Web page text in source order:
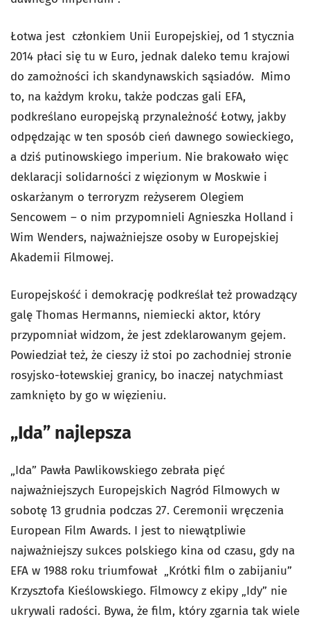
Łotwa jest członkiem Unii Europejskiej, od 1 stycznia
2014 płaci się tu w Euro, jednak daleko temu krajowi
do zamożności ich skandynawskich sąsiadów. Mimo
to, na każdym kroku, także podczas gali EFA,
podkreślano europejską przynależność Łotwy, jakby
odpędzając w ten sposób cień dawnego sowieckiego,
a dziś putinowskiego imperium. Nie brakowało więc
deklaracji solidarności z więzionym w Moskwie i
oskarżanym o terroryzm reżyserem Olegiem
Sencowem – o nim przypomnieli Agnieszka Holland i
Wim Wenders, najważniejsze osoby w Europejskiej
Akademii Filmowej.
Europejskość i demokrację podkreślał też prowadzący
galę Thomas Hermanns, niemiecki aktor, który
przypomniał widzom, że jest zdeklarowanym gejem.
Powiedział też, że cieszy iż stoi po zachodniej stronie
rosyjsko-łotewskiej granicy, bo inaczej natychmiast
zamknięto by go w więzieniu.
„Ida” najlepsza
„Ida” Pawła Pawlikowskiego zebrała pięć
najważniejszych Europejskich Nagród Filmowych w
sobotę 13 grudnia podczas 27. Ceremonii wręczenia
European Film Awards. I jest to niewątpliwie
najważniejszy sukces polskiego kina od czasu, gdy na
EFA w 1988 roku triumfował „Krótki film o zabijaniu”
Krzysztofa Kieślowskiego. Filmowcy z ekipy „Idy” nie
ukrywali radości. Bywa, że film, który zgarnia tak wiele